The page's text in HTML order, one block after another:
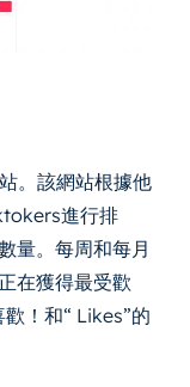
。該網站根據他
進行排
量。每周和每月
在獲得最受歡
！和“ Likes”的